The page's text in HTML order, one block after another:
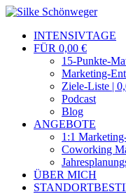
INTENSIVTAGE
FÜR 0,00 €
15-Punkte-
Marketing-
Ziele-Liste |
Podcast
Blog
ANGEBOTE
1:1
Coworking
ÜBER MICH